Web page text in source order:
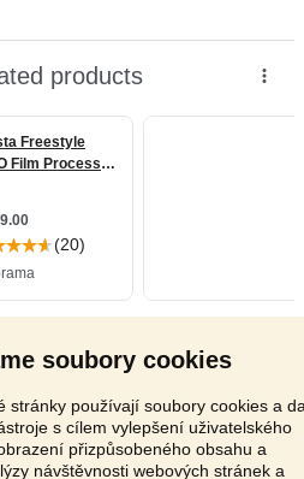
soubory cookies
stránky používají soubory cookies a
s cílem vylepšení uživatelského
přizpůsobeného obsahu a
návštěvnosti webových stránek a
hodin: 370